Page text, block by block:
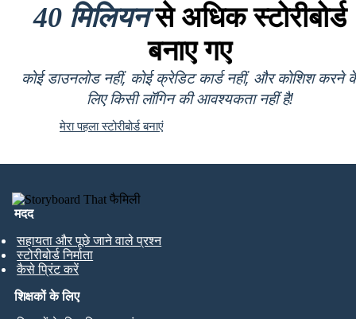
40 मिलियनसे अधिक स्टोरीबोर्ड
बनाए गए
कोई डाउनलोड नहीं, कोई क्रेडिट कार्ड नहीं, और कोशिश करने
लिए किसी लॉगिन की आवश्यकता नहीं है!
मेरा पहला स्टोरीबोर्ड बनाएं
मदद
सहायता और पूछे जाने वाले प्रश्न
स्टोरीबोर्ड निर्माता
कैसे प्रिंट करें
शिक्षकों के लिए